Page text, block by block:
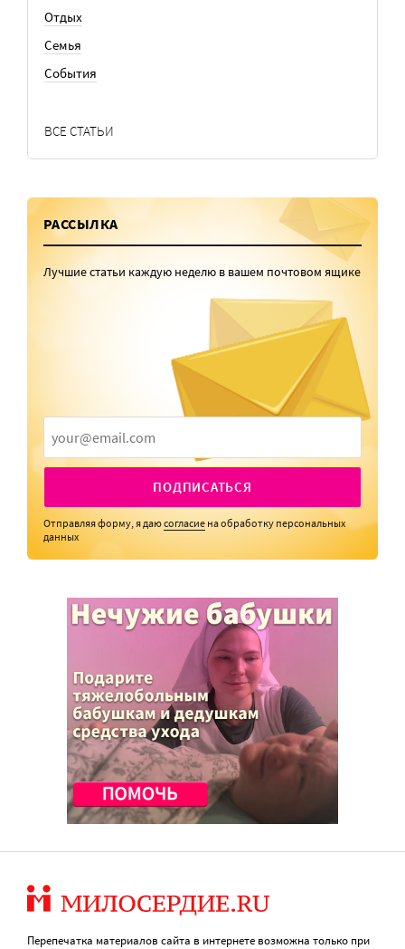
Отдых
Семья
События
ВСЕ СТАТЬИ
РАССЫЛКА
Лучшие статьи каждую неделю в вашем почтовом ящике
ПОДПИСАТЬСЯ
Отправляя форму, я даюсогласие на обработку персональных
данных
Перепечатка материалов сайта в интернете возможна только при